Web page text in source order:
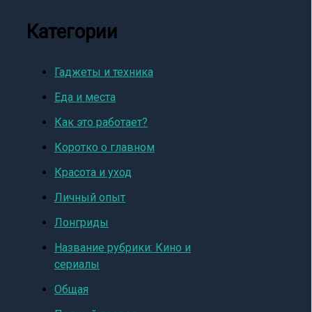
Категории
Гаджеты и техника
Еда и места
Как это работает?
Коротко о главном
Красота и уход
Личный опыт
Лонгриды
Название рубрики: Кино и
сериалы
Общая